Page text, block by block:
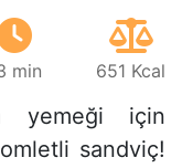
min 651 Kcal
yemeği için
sandviç!